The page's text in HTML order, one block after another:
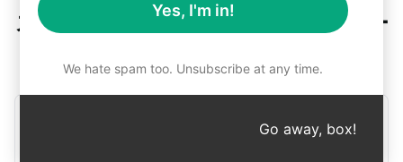
ステップ1：AIPRMの無料ダウンロー
AIPRM クロード for Google
Yes, I'm in!
We hate spam too. Unsubscribe at any time.
Go away, box!